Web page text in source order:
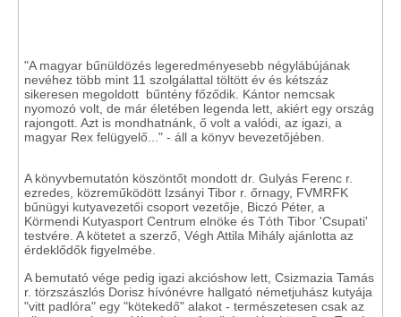
"A magyar bűnüldözés legeredményesebb négylábújának
nevéhez több mint 11 szolgálattal töltött év és kétszáz
sikeresen megoldott bűntény főződik. Kántor nemcsak
nyomozó volt, de már életében legenda lett, akiért egy ország
rajongott. Azt is mondhatnánk, ő volt a valódi, az igazi, a
magyar Rex felügyelő..." - áll a könyv bevezetőjében.
A könyvbemutatón köszöntőt mondott dr. Gulyás Ferenc r.
ezredes, közreműködött Izsányi Tibor r. őrnagy, FVMRFK
bűnügyi kutyavezetői csoport vezetője, Biczó Péter, a
Körmendi Kutyasport Centrum elnöke és Tóth Tibor 'Csupati'
testvére. A kötetet a szerző, Végh Attila Mihály ajánlotta az
érdeklődők figyelmébe.
A bemutató vége pedig igazi akcióshow lett, Csizmazia Tamás
r. törzszászlós Dorisz hívónévre hallgató németjuhász kutyája
"vitt padlóra" egy "kötekedő" alakot - természetesen csak az